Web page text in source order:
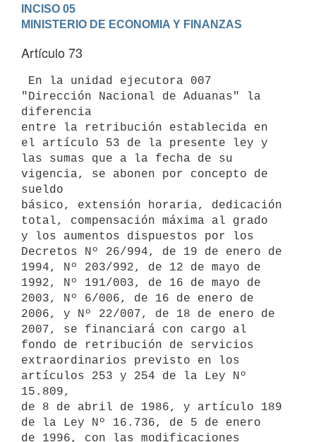
INCISO 05
MINISTERIO DE ECONOMIA Y FINANZAS
Artículo 73
"Dirección Nacional de Aduanas" la
diferencia
entre la retribución establecida en
el artículo 53 de la presente ley y
las sumas que a la fecha de su
vigencia, se abonen por concepto de
sueldo
básico, extensión horaria, dedicación
total, compensación máxima al grado
y los aumentos dispuestos por los
Decretos Nº 26/994, de 19 de enero de
1994, Nº 203/992, de 12 de mayo de
1992, Nº 191/003, de 16 de mayo de
2003, Nº 6/006, de 16 de enero de
2006, y Nº 22/007, de 18 de enero de
2007, se financiará con cargo al
fondo de retribución de servicios
extraordinarios previsto en los
artículos 253 y 254 de la Ley Nº
15.809,
de 8 de abril de 1986, y artículo 189
de la Ley Nº 16.736, de 5 de enero
de 1996, con las modificaciones